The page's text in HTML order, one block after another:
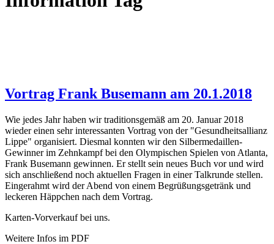
Vortrag Frank Busemann am 20.1.2018
Wie jedes Jahr haben wir traditionsgemäß am 20. Januar 2018
wieder einen sehr interessanten Vortrag von der "Gesundheitsallianz
Lippe" organisiert. Diesmal konnten wir den Silbermedaillen-
Gewinner im Zehnkampf bei den Olympischen Spielen von Atlanta,
Frank Busemann gewinnen. Er stellt sein neues Buch vor und wird
sich anschließend noch aktuellen Fragen in einer Talkrunde stellen.
Eingerahmt wird der Abend von einem Begrüßungsgetränk und
leckeren Häppchen nach dem Vortrag.
Karten-Vorverkauf bei uns.
Weitere Infos im PDF